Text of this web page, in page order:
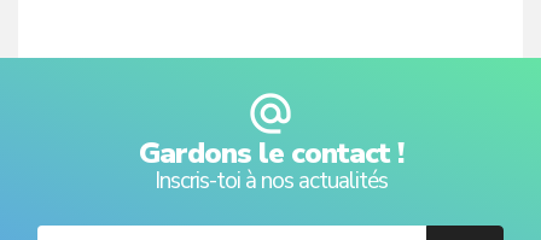
alternate_email
Gardons le contact !
Inscris-toi à nos actualités